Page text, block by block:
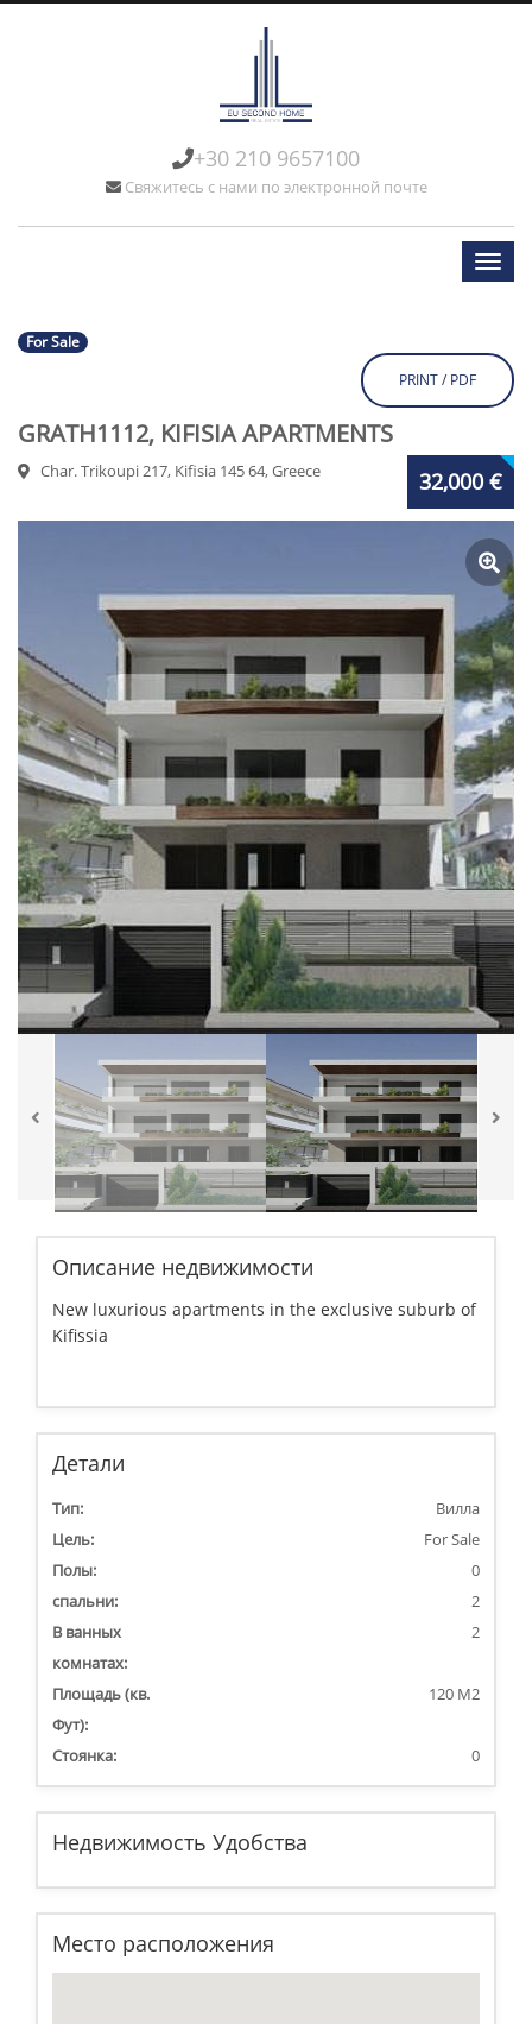
+30 210 9657100
Свяжитесь с нами по электронной почте
For Sale
PRINT / PDF
GRATH1112, KIFISIA APARTMENTS
32,000 €
Char. Trikoupi 217, Kifisia 145 64, Greece
Описание недвижимости
New luxurious apartments in the exclusive suburb of
Kifissia
Детали
Тип:
Вилла
Цель:
For Sale
Полы:
0
спальни:
2
В ванных
комнатах:
2
Площадь (кв.
Фут):
120 M2
Стоянка: 0
Недвижимость Удобства
Место расположения